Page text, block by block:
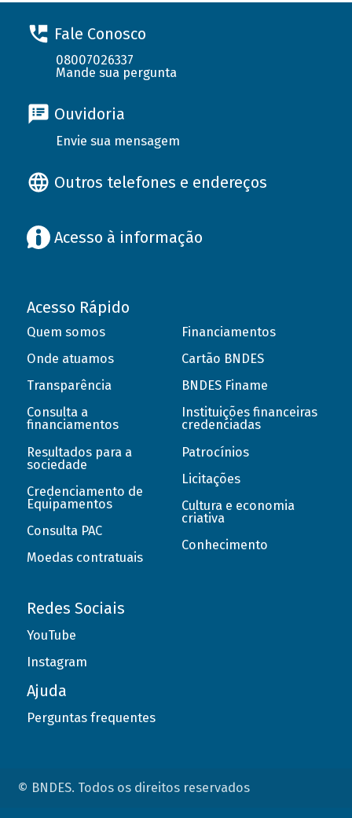
Fale Conosco
08007026337
Mande sua pergunta
Ouvidoria
Envie sua mensagem
Outros telefones e endereços
Acesso à informação
Acesso Rápido
Quem somos
Onde atuamos
Transparência
Consulta a
financiamentos
Resultados para a
sociedade
Credenciamento de
Equipamentos
Consulta PAC
Moedas contratuais
Financiamentos
Cartão BNDES
BNDES Finame
Instituições financeiras
credenciadas
Patrocínios
Licitações
Cultura e economia
criativa
Conhecimento
Redes Sociais
YouTube
Instagram
Ajuda
Perguntas frequentes
© BNDES. Todos os direitos reservados